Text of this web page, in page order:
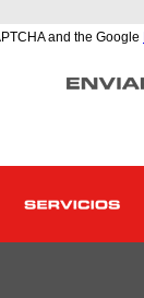
and the Google